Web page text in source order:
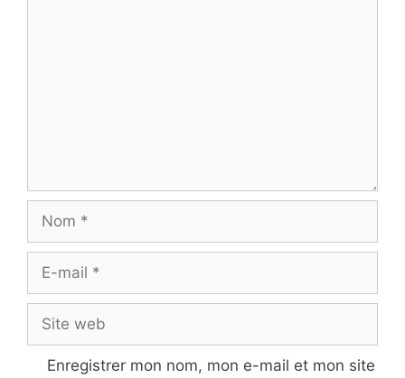
Nom
Site
web
Enregistrer mon nom, mon e-mail et mon site